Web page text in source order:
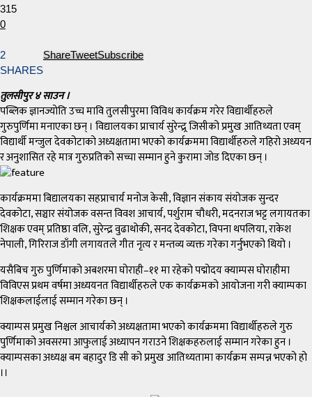
315
0
2
SHARES
ShareTweetSubscribe
तुलसीपुर ४ साउन ।
पब्लिक ज्ञानज्योति उच्च मावि तुलसीपुरमा विविध कार्यक्रम गरेर विद्यार्थीहरुले
गुरुपुर्णिमा मनाएका छन् । विद्यालयका प्राचार्य सुरेन्द्र्र जिसीको प्रमुख आतिथ्यता एवम्
विद्यार्थी मन्जुल देवकोटाको अध्यक्षतामा भएको कार्यक्रममा विद्यार्थीहरुले गहिरो अध्ययन
र अनुशासित रहे मात्र गुरुप्रतिको सच्चा सम्मान हुने कुरामा जोड दिएका छन् ।
कार्यक्रममा बिद्यालयका सहप्राचार्य मनोज केसी, विज्ञान संकाय संयोजक सुन्दर
देवकोटा, सञ्चार संयोजक वसन्त विवश आचार्य, पर्शुराम चौधरी, मदनराज भट्ट लगायतका
शिक्षक एवम् प्रतिष्ठा वलि, सुरेन्द्र वुढाथोकी, सनद देवकोटा, विपना थपलिया, राकेश
नेपाली, गिरिराज डाँगी लगायतले गीत नृत्य र मन्तव्य व्यक्त गरेका गर्नुभएको थियो ।
यसैबिच गुरु पुर्णिमाको अबशरमा घोराही–११ मा रहेको पद्मोदय क्याम्पस घोराहीमा
विविएस प्रथम वर्षमा अध्ययनत विद्यार्थीहरुले एक कार्यक्रमको आयोजना गरी क्याम्पका
शिक्षकलाईलाई सम्मान गरेका छन् ।
क्याम्पस प्रमुख निश्चल आचार्यको अध्यक्षतामा भएको कार्यक्रममा विद्यार्थीहरुले गुरु
पुर्णिमाको अवसरमा आफुलाई अध्यापन गराउने शिक्षकहरुलाई सम्मान गरेका हुन ।
क्याम्पसका अध्यक्ष बम बहादुर डि सी को प्रमुख आतिथ्यतामा कार्यक्रम सम्पन्न भएको हो
।।